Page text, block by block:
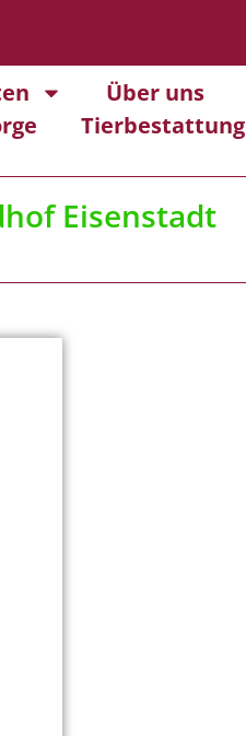
Über uns
Tierbestattung
Eisenstadt